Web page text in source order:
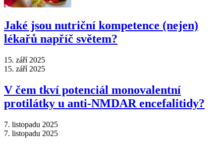
Jaké jsou nutriční kompetence (nejen)
lékařů napříč světem?
15. září 2025
15. září 2025
V čem tkví potenciál monovalentní
protilátky u anti-NMDAR encefalitidy?
7. listopadu 2025
7. listopadu 2025